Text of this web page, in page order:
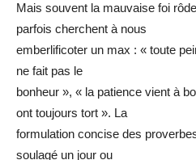
Mais souvent la mauvaise foi
parfois cherchent à nous
emberlificoter un max : « toute
ne fait pas le
bonheur », « la patience vient à
ont toujours tort ». La
formulation concise des
soulagé un jour ou